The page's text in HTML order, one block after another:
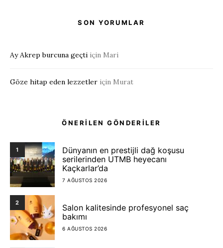
SON YORUMLAR
Ay Akrep burcuna geçti için Mari
Göze hitap eden lezzetler için Murat
ÖNERİLEN GÖNDERİLER
1
Dünyanın en prestijli dağ koşusu
serilerinden UTMB heyecanı
Kaçkarlar’da
7 AĞUSTOS 2026
2
Salon kalitesinde profesyonel saç
bakımı
6 AĞUSTOS 2026